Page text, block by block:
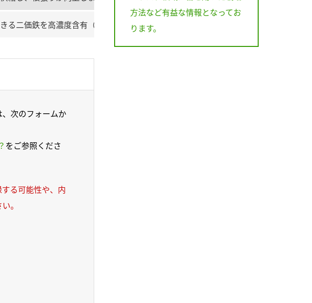
る二価鉄を高濃度含有（12,000ppm）で発根力、光合成能力向上！
次のフォームか
をご参照くださ
る可能性や、内
。
方法など有益な情報となってお
ります。